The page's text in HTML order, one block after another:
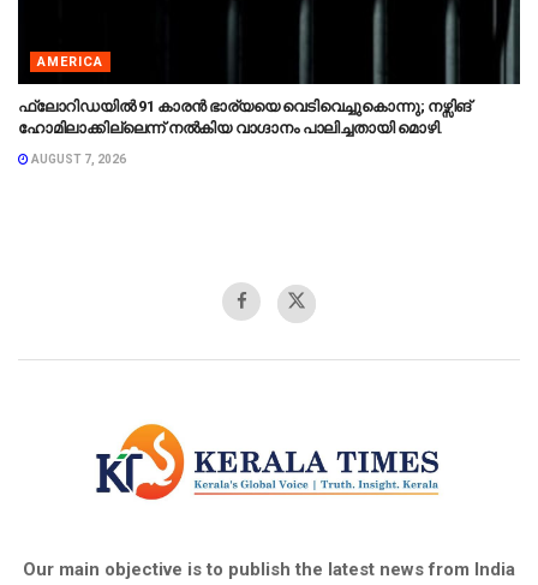
AMERICA
ഫ്ലോറിഡയിൽ 91 കാരൻ ഭാര്യയെ വെടിവെച്ചുകൊന്നു; നഴ്സിങ്
ഹോമിലാക്കില്ലെന്ന് നൽകിയ വാഗ്ദാനം പാലിച്ചതായി മൊഴി.
AUGUST 7, 2026
Our main objective is to publish the latest news from India